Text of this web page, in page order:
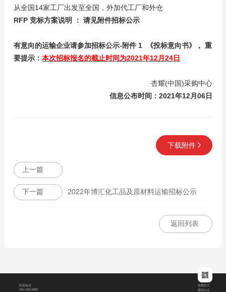
从全国14家工厂出发至全国，外加代工厂和外仓
RFP 竞标方案说明 ： 请见附件招标公示
有意向的运输企业请参加招标公示-附件 1 《投标意向书》， 重
要提示： 本次招标报名的截止时间为2021年12月24日
杏耀(中国)采购中心
信息公布时间：2021年12月06日
下载附件
上一篇
下一篇 2022年博汇化工品及原材料运输招标公示
返回列表
联系电话
400-2283-8888
杏耀官方
微信公众